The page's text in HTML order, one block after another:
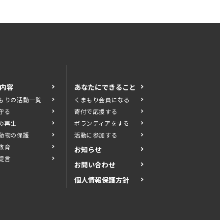
容
りの活動一覧
る
再生
物の保護
育
言
あなたにできること
くまもり会員になる
寄付で応援する
ボランティアをする
活動に参加する
お知らせ
お問い合わせ
個人情報保護方針